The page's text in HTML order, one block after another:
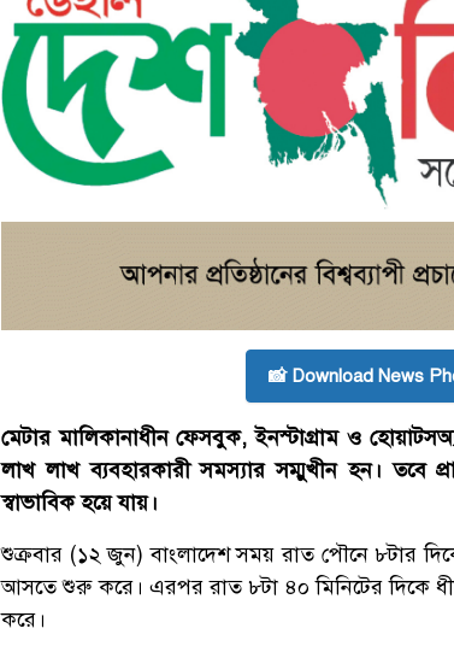
📸 Download News
মেটার মালিকানাধীন ফেসবুক, ইনস্টাগ্রাম ও
লাখ লাখ ব্যবহারকারী সমস্যার সম্মুখীন হন। তবে
স্বাভাবিক হয়ে যায়।
শুক্রবার (১২ জুন) বাংলাদেশ সময় রাত পৌনে ৮টার
আসতে শুরু করে। এরপর রাত ৮টা ৪০ মিনিটের দিকে
করে।